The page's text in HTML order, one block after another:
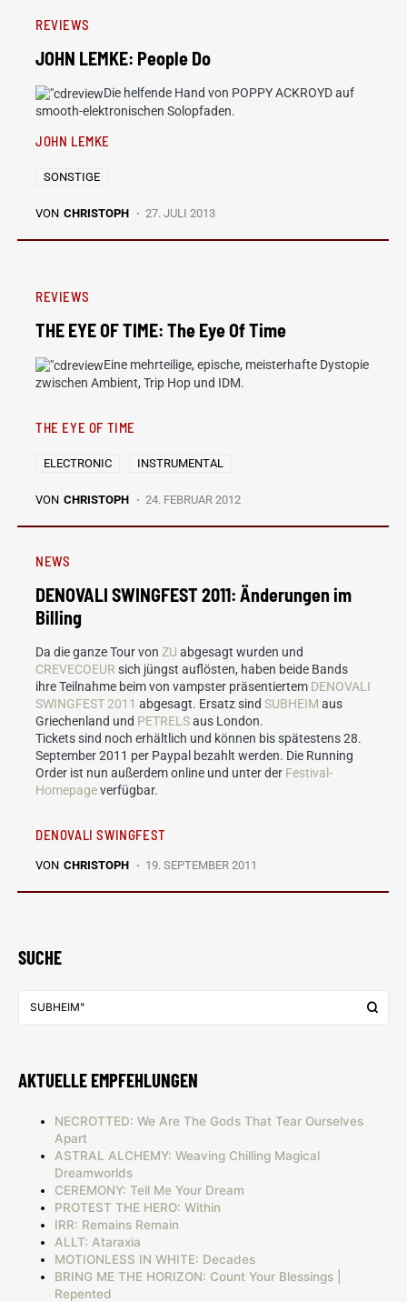
REVIEWS
JOHN LEMKE: People Do
Die helfende Hand von POPPY ACKROYD auf
smooth-elektronischen Solopfaden.
JOHN LEMKE
SONSTIGE
VON CHRISTOPH 27. JULI 2013
REVIEWS
THE EYE OF TIME: The Eye Of Time
Eine mehrteilige, epische, meisterhafte Dystopie
zwischen Ambient, Trip Hop und IDM.
THE EYE OF TIME
ELECTRONIC INSTRUMENTAL
VON CHRISTOPH 24. FEBRUAR 2012
NEWS
DENOVALI SWINGFEST 2011: Änderungen im
Billing
Da die ganze Tour von ZU abgesagt wurden und
CREVECOEUR sich jüngst auflösten, haben beide Bands
ihre Teilnahme beim von vampster präsentiertem DENOVALI
SWINGFEST 2011 abgesagt. Ersatz sind SUBHEIM aus
Griechenland und PETRELSaus London.
Tickets sind noch erhältlich und können bis spätestens 28.
September 2011 per Paypal bezahlt werden. Die Running
Order ist nun außerdem online und unter der Festival-
Homepageverfügbar.
DENOVALI SWINGFEST
VON CHRISTOPH 19. SEPTEMBER 2011
SUCHE
AKTUELLE EMPFEHLUNGEN
NECROTTED: We Are The Gods That Tear Ourselves
Apart
ASTRAL ALCHEMY: Weaving Chilling Magical
Dreamworlds
CEREMONY: Tell Me Your Dream
PROTEST THE HERO: Within
IRR: Remains Remain
ALLT: Ataraxia
MOTIONLESS IN WHITE: Decades
BRING ME THE HORIZON: Count Your Blessings |
Repented